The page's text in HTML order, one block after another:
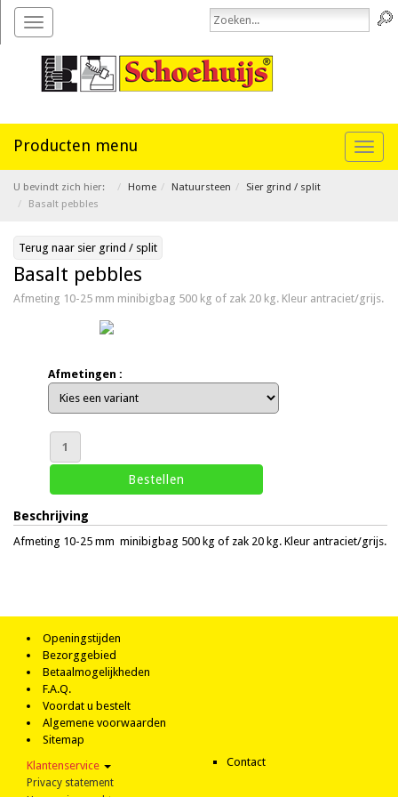
Toggle
navigation
U bevindt zich hier: Home Natuursteen
Sier grind / split
Basalt pebbles
Terug naar sier grind / split
Basalt pebbles
Afmeting 10-25 mm minibigbag 500 kg of zak 20 kg. Kleur antraciet/grijs.
Afmetingen :
Beschrijving
Afmeting 10-25 mm minibigbag 500 kg of zak 20 kg. Kleur antraciet/grijs.
Openingstijden
Bezorggebied
Betaalmogelijkheden
F.A.Q.
Voordat u bestelt
Algemene voorwaarden
Sitemap
Klantenservice
Privacy statement
Contact